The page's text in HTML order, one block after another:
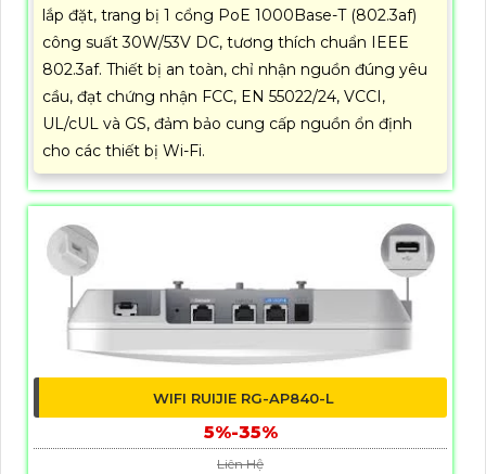
lắp đặt, trang bị 1 cổng PoE 1000Base-T (802.3af)
công suất 30W/53V DC, tương thích chuẩn IEEE
802.3af. Thiết bị an toàn, chỉ nhận nguồn đúng yêu
cầu, đạt chứng nhận FCC, EN 55022/24, VCCI,
UL/cUL và GS, đảm bảo cung cấp nguồn ổn định
cho các thiết bị Wi-Fi.
WIFI RUIJIE RG-AP840-L
5%-35%
Liên Hệ